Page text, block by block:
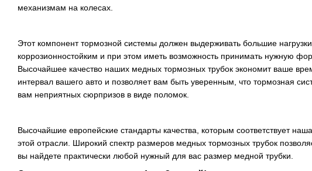
механизмам на колесах.
Этот компонент тормозной системы должен выдерживать большие
коррозионностойким и при этом иметь возможность принимать нужную
Высочайшее качество наших медных тормозных трубок экономит ваше
интервал вашего авто и позволяет вам быть уверенным, что тормозная
вам неприятных сюрпризов в виде поломок.
Высочайшие европейские стандарты качества, которым соответствует
этой отрасли. Широкий спектр размеров медных тормозных трубок
вы найдете практически любой нужный для вас размер медной трубки.